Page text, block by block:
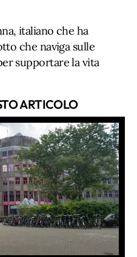
italiano che ha
che naviga sulle
supportare la vita
ARTICOLO